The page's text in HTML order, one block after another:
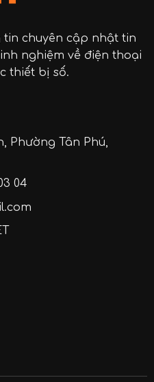
chuyên cập nhật tin
nghiệm về điện thoại
thiết bị số.
Phường Tân Phú,
04